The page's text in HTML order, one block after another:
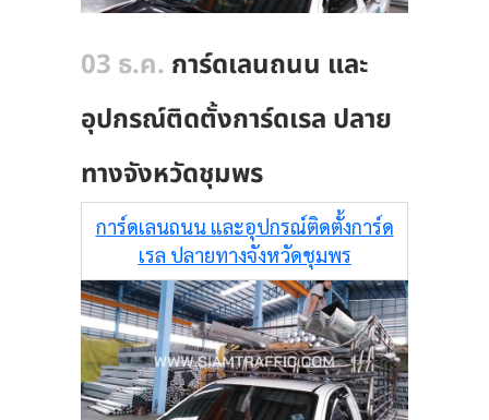
03 ธ.ค. การ์ดเลนถนน และ
อุปกรณ์ติดตั้งการ์ดเรล ปลาย
ทางจังหวัดชุมพร
การ์ดเลนถนน และอุปกรณ์ติดตั้งการ์ด
เรล ปลายทางจังหวัดชุมพร